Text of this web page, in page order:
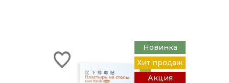
Новинка
Хит продаж
Акция